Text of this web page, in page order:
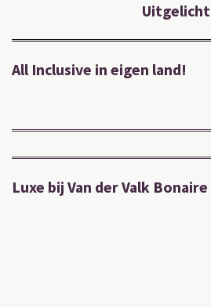
Uitgelicht
All Inclusive in eigen land!
Luxe bij Van der Valk Bonaire